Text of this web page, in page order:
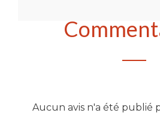
Aucun avis n'a été publié